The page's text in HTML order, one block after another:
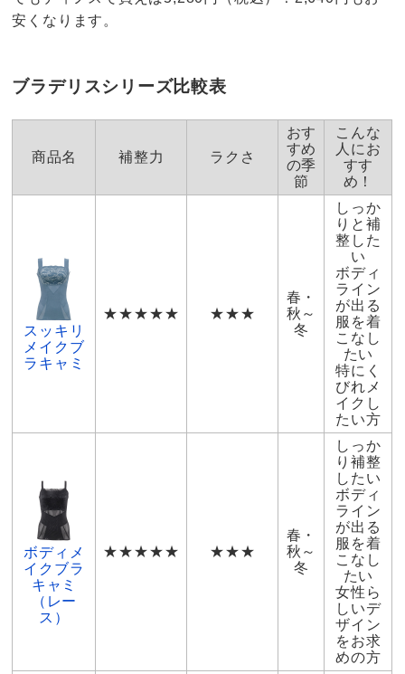
安くなります。
ブラデリスシリーズ比較表
商品名 補整力 ラクさ
おす
すめ
の季
節
こんな
人にお
すす
め！
スッキリ
メイクブ
ラキャミ
★★★★★ ★★★
春・
秋～
冬
しっか
りと補
整した
い
ボディ
ライン
が出る
服を着
こなし
たい
特にく
びれメ
イクし
たい方
ボディメ
イクブラ
キャミ
（レー
ス）
★★★★★ ★★★
春・
秋～
冬
しっか
り補整
したい
ボディ
ライン
が出る
服を着
こなし
たい
女性ら
しいデ
ザイン
をお求
めの方